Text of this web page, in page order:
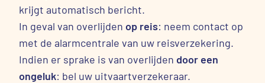
krijgt automatisch bericht.
In geval van overlijden op reis: neem contact op
met de alarmcentrale van uw reisverzekering.
Indien er sprake is van overlijden door een
ongeluk: bel uw uitvaartverzekeraar.